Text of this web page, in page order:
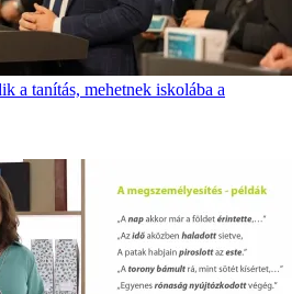
a tanítás, mehetnek iskolába a